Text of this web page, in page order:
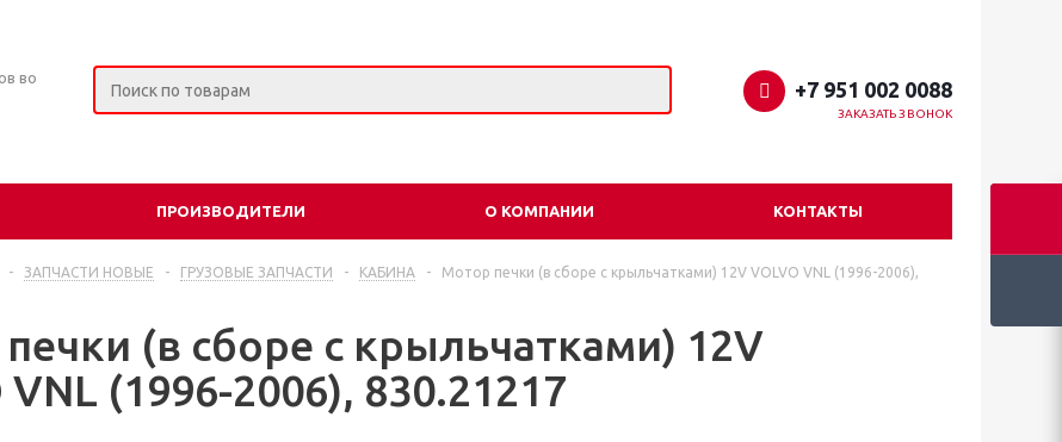
во
+7 951 002 0088
ЗАКАЗАТЬ ЗВОНОК
ПРОИЗВОДИТЕЛИ О КОМПАНИИ КОНТАКТЫ
- ЗАПЧАСТИ НОВЫЕ - ГРУЗОВЫЕ ЗАПЧАСТИ - КАБИНА -
Мотор печки (в сборе с крыльчатками) 12V VOLVO VNL (1996-2006),
(в сборе с крыльчатками) 12V
VNL (1996-2006), 830.21217